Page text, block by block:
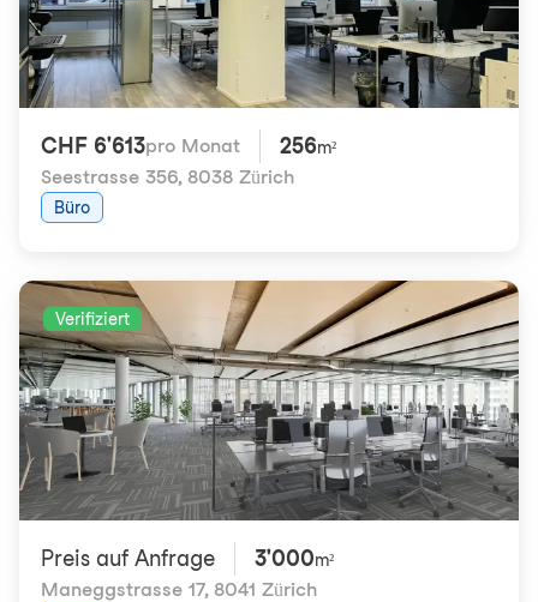
CHF 6'613pro Monat 256m²
Seestrasse 356, 8038 Zürich
Büro
Verifiziert
Preis auf Anfrage 3'000m²
Maneggstrasse 17, 8041 Zürich